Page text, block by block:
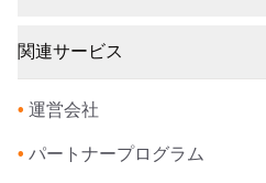
関連サービス
• 運営会社
• パートナープログラム